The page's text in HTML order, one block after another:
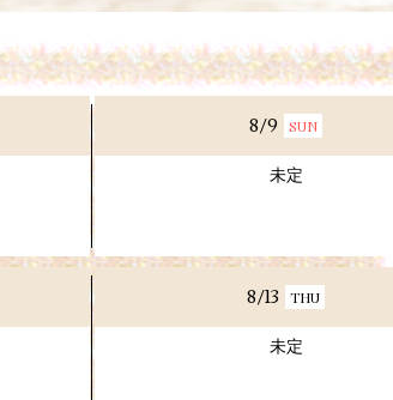
8/9 SUN
未定
8/13 THU
未定